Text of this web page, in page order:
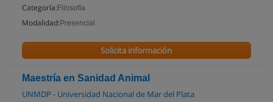
Categoría: Filosofía
Modalidad: Presencial
Solicita información
Maestría en Sanidad Animal
UNMDP - Universidad Nacional de Mar del Plata